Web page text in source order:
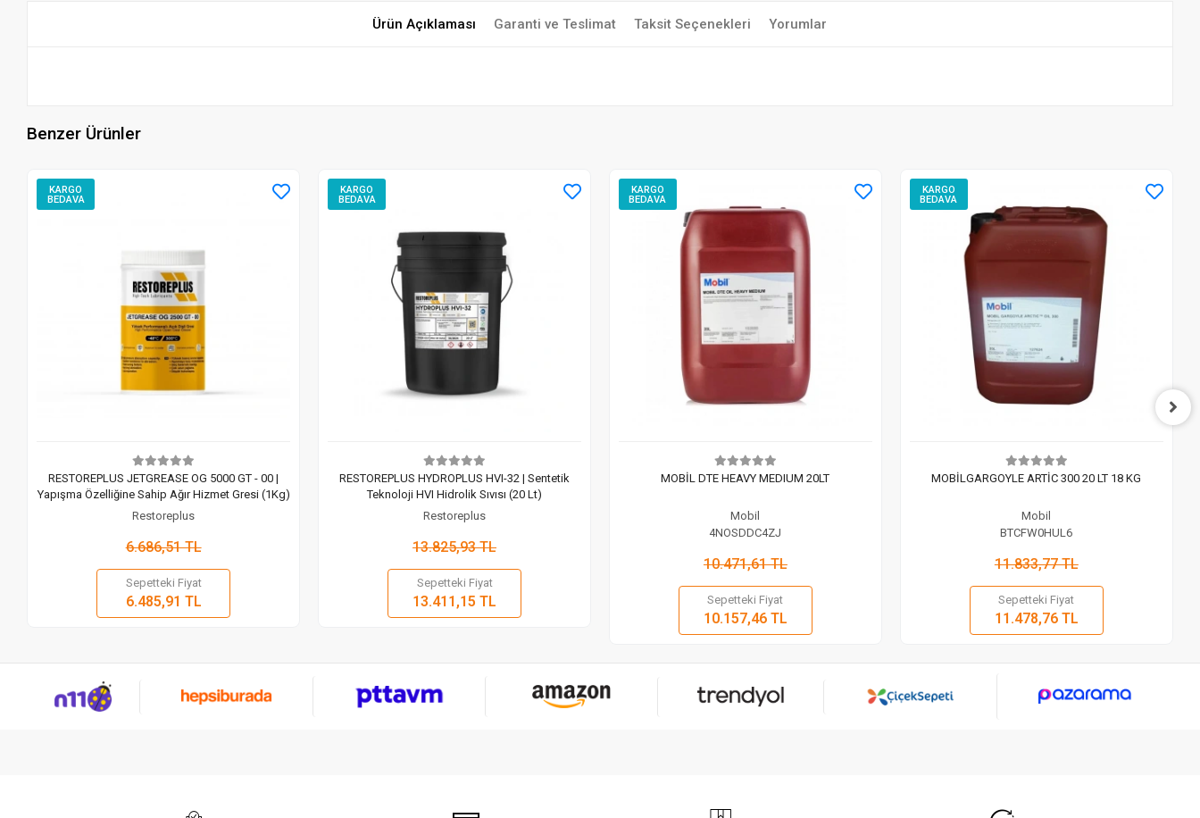
Ürün Açıklaması Garanti ve Teslimat Taksit Seçenekleri Yorumlar
Benzer Ürünler
KARGO
BEDAVA
RESTOREPLUS JETGREASE OG 5000 GT - 00 |
Yapışma Özelliğine Sahip Ağır Hizmet Gresi (1Kg)
Restoreplus
6.686,51 TL
Sepetteki Fiyat
6.485,91 TL
Adet
Sepete Ekle
KARGO
BEDAVA
RESTOREPLUS HYDROPLUS HVI-32 | Sentetik
Teknoloji HVI Hidrolik Sıvısı (20 Lt)
Restoreplus
13.825,93 TL
Sepetteki Fiyat
13.411,15 TL
Adet
Sepete Ekle
KARGO
BEDAVA
MOBİL DTE HEAVY MEDIUM 20LT
Mobil
4NOSDDC4ZJ
10.471,61 TL
Sepetteki Fiyat
10.157,46 TL
Adet
Sepete Ekle
KARGO
BEDAVA
MOBİLGARGOYLE ARTİC 300 20 LT 18 KG
Mobil
BTCFW0HUL6
11.833,77 TL
Sepetteki Fiyat
11.478,76 TL
Adet
Sepete Ekle